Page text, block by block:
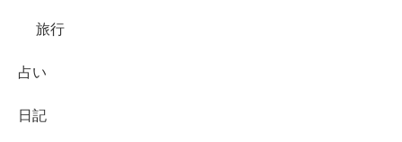
旅行
占い
日記